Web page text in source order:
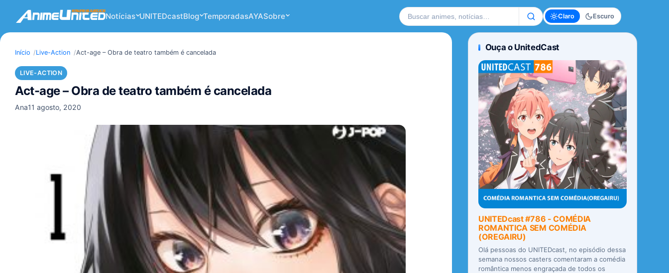
Notícias UNITEDcastBlog TemporadasAYASobre Buscar no site Claro Escuro
Início Live-Action Act-age – Obra de teatro também é cancelada
LIVE-ACTION
Act-age – Obra de teatro também é cancelada
Ana11 agosto, 2020
Ouça o UnitedCast
UNITEDcast #786 - COMÉDIA
ROMANTICA SEM COMÉDIA
(OREGAIRU)
Olá pessoas do UNITEDcast, no episódio dessa
semana nossos casters comentaram a comédia
romântica menos engraçada de todos os